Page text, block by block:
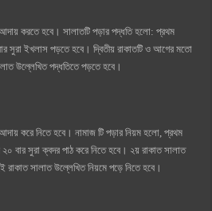
করতে হবে। সালাতটি পড়ার পদ্ধতি হলো: প্রথম
সুরা ইখলাস পড়তে হবে। দ্বিতীয় রাকাতটি ও আগের মতো
উল্লেখিত পদ্ধতিতে পড়তে হবে।
করে নিতে হবে। নামাজ টি পড়ার নিয়ম হলো, প্রথম
২০ বার সুরা ক্বদর পাঠ করে নিতে হবে। ২য় রাকাত সালাত
সালাত উল্লেখিত নিয়মে পড়ে নিতে হবে।